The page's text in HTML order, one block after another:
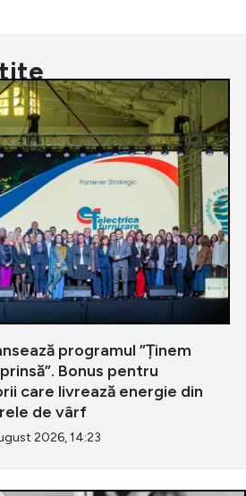
programul ”Ținem
Bonus pentru
care livrează energie din
de vârf
2026, 14:23